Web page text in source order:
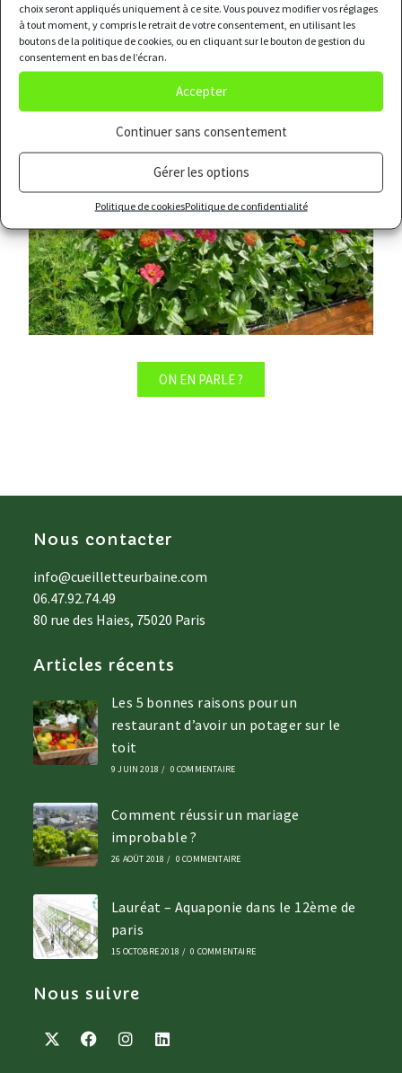
choix seront appliqués uniquement à ce site. Vous pouvez modifier vos réglages
à tout moment, y compris le retrait de votre consentement, en utilisant les
boutons de la politique de cookies, ou en cliquant sur le bouton de gestion du
consentement en bas de l’écran.
Accepter
Continuer sans consentement
Gérer les options
Politique de cookiesPolitique de confidentialité
ON EN PARLE ?
Nous contacter
info@cueilletteurbaine.com
06.47.92.74.49
80 rue des Haies, 75020 Paris
Articles récents
Les 5 bonnes raisons pour un
restaurant d’avoir un potager sur le
toit
9 JUIN 2018 / 0 COMMENTAIRE
Comment réussir un mariage
improbable ?
26 AOÛT 2018 / 0 COMMENTAIRE
Lauréat – Aquaponie dans le 12ème de
paris
15 OCTOBRE 2018 / 0 COMMENTAIRE
Nous suivre